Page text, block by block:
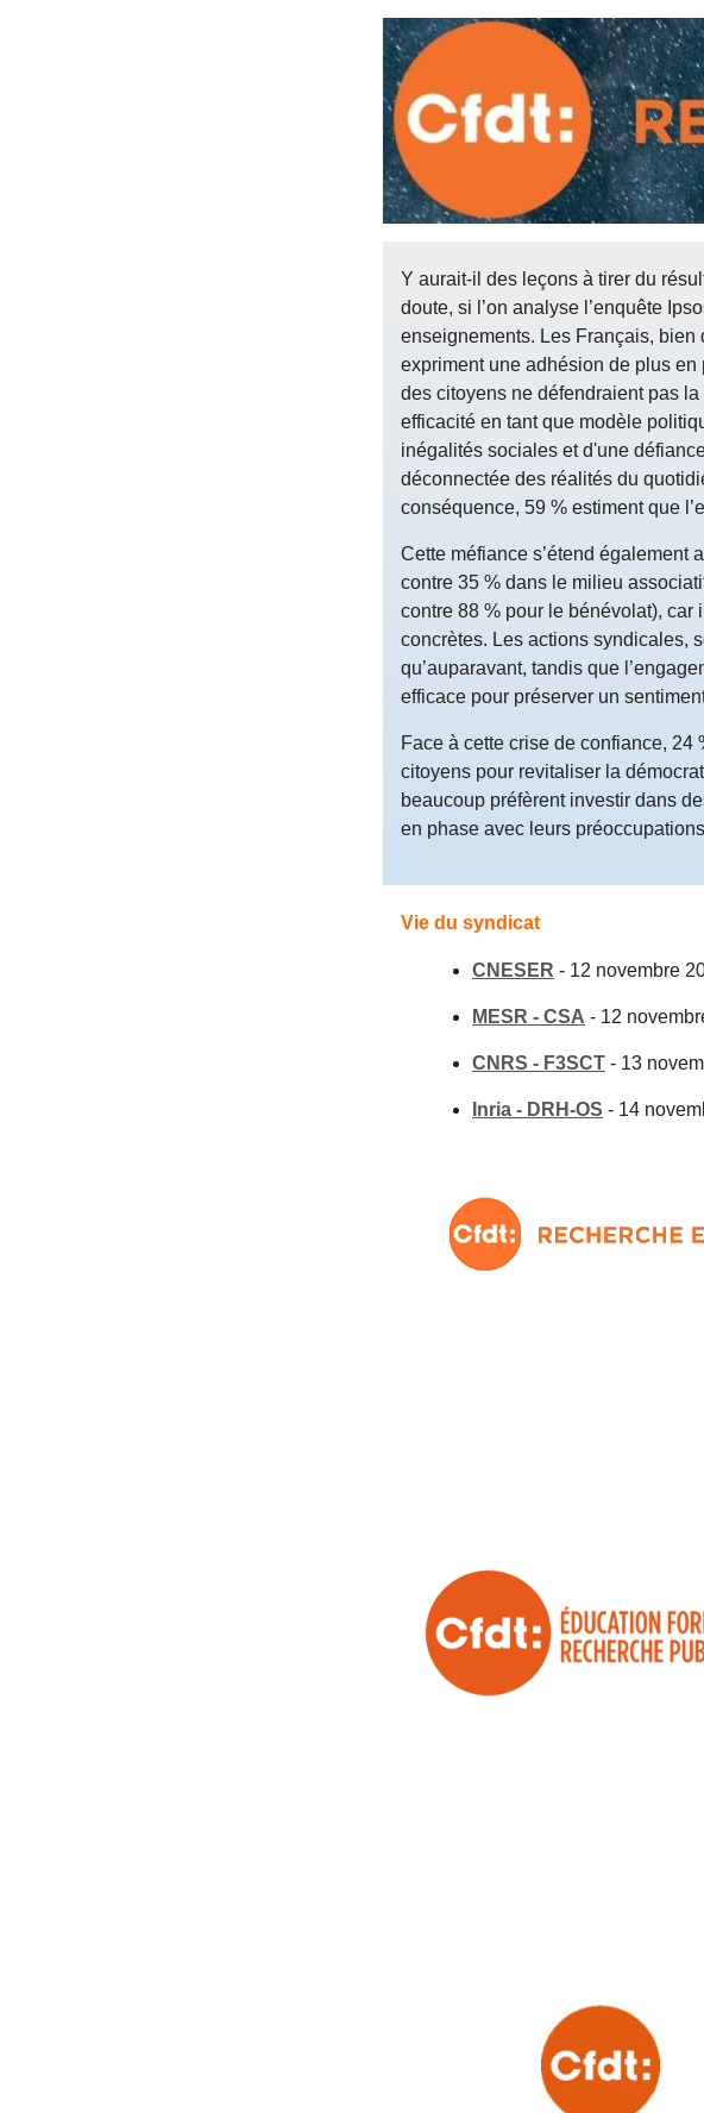
Y aurait-il des leçons à tirer du
doute, si l’on analyse l’enquête
enseignements. Les Français, bien
expriment une adhésion de plus
des citoyens ne défendraient pas
efficacité en tant que modèle
inégalités sociales et d'une
déconnectée des réalités du
conséquence, 59 % estiment que
Cette méfiance s’étend également
contre 35 % dans le milieu
contre 88 % pour le bénévolat),
concrètes. Les actions syndicales,
qu’auparavant, tandis que
efficace pour préserver un
Face à cette crise de confiance,
citoyens pour revitaliser la
beaucoup préfèrent investir dans
en phase avec leurs
Vie du syndicat
CNESER - 12 novembre
MESR - CSA - 12
CNRS - F3SCT - 13
Inria - DRH-OS - 14